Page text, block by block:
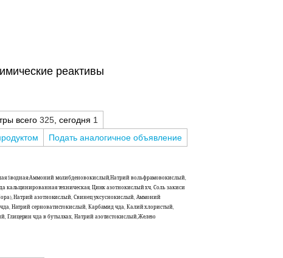
реактивы
всего 325, сегодня 1
Подать аналогичное объявление
5водная:Аммоний молибденовокислый,Натрий вольфрамовокислый,
кальцинированная техническая, Цинк азотнокислый хч, Соль закиси
Натрий азотнокислый, Свинец уксуснокислый, Аммоний
Натрий серноватистокислый, Карбамид чда, Калий хлористый,
чда в бутылках, Натрий азотистокислый,Железо